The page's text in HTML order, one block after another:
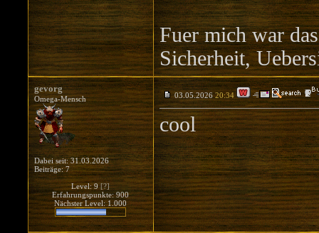
Fuer mich war
Sicherheit,
gevorg
Omega-Mensch
Dabei seit: 31.03.2026
Beiträge: 7
Level: 9[?]
Erfahrungspunkte: 900
Nächster Level: 1.000
03.05.202620:34
cool